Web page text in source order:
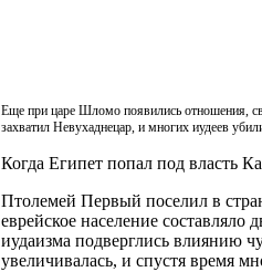
Еще при царе Шломо появились отношения,
захватил Невухаднецар, и многих иудеев
Когда Египет попал под власть
Птолемей Первый поселил в
еврейское население
иудаизма подверглись влиянию
увеличивалась, и спустя время